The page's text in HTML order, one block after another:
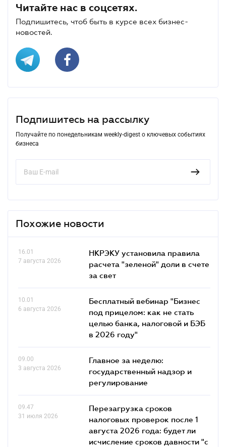
Читайте нас в соцсетях.
Подпишитесь, чтоб быть в курсе всех бизнес-
новостей.
Подпишитесь на рассылку
Получайте по понедельникам weekly-digest о ключевых событиях
бизнеса
Похожие новости
16.01
7 августа 2026
НКРЭКУ установила правила
расчета "зеленой" доли в счете
за свет
10.01
6 августа 2026
Бесплатный вебинар "Бизнес
под прицелом: как не стать
целью банка, налоговой и БЭБ
в 2026 году"
09.00
3 августа 2026
Главное за неделю:
государственный надзор и
регулирование
09.47
31 июля 2026
Перезагрузка сроков
налоговых проверок после 1
августа 2026 года: будет ли
исчисление сроков давности "с